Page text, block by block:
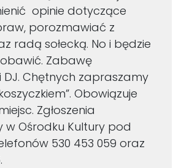
opinie dotyczące
porozmawiać z
radą sołecką. No i będzie
Zabawę
Chętnych zapraszamy
Obowiązuje
Zgłoszenia
w Ośrodku Kultury pod
530 453 059 oraz